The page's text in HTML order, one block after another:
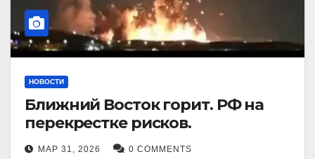
НОВОСТИ
Ближний Восток горит. РФ на
перекрестке рисков.
МАР 31, 2026 0 COMMENTS